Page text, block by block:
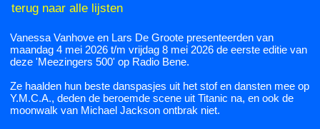
terug naar alle lijsten
Vanessa Vanhove en Lars De Groote presenteerden van
maandag 4 mei 2026 t/m vrijdag 8 mei 2026 de eerste editie van
deze 'Meezingers 500' op Radio Bene.
Ze haalden hun beste danspasjes uit het stof en dansten mee op
Y.M.C.A., deden de beroemde scene uit Titanic na, en ook de
moonwalk van Michael Jackson ontbrak niet.